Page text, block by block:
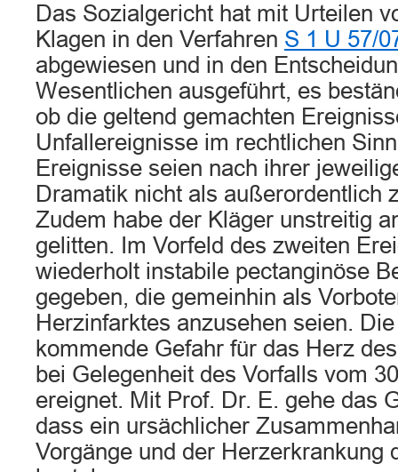
Das Sozialgericht hat mit Urteilen
Klagen in den Verfahren S 1 U 57/
abgewiesen und in den
Wesentlichen ausgeführt, es
ob die geltend gemachten
Unfallereignisse im rechtlichen
Ereignisse seien nach ihrer
Dramatik nicht als außerordentlich
Zudem habe der Kläger unstreitig
gelitten. Im Vorfeld des zweiten
wiederholt instabile pectanginöse
gegeben, die gemeinhin als
Herzinfarktes anzusehen seien.
kommende Gefahr für das Herz
bei Gelegenheit des Vorfalls vom
ereignet. Mit Prof. Dr. E. gehe das
dass ein ursächlicher
Vorgänge und der Herzerkrankung